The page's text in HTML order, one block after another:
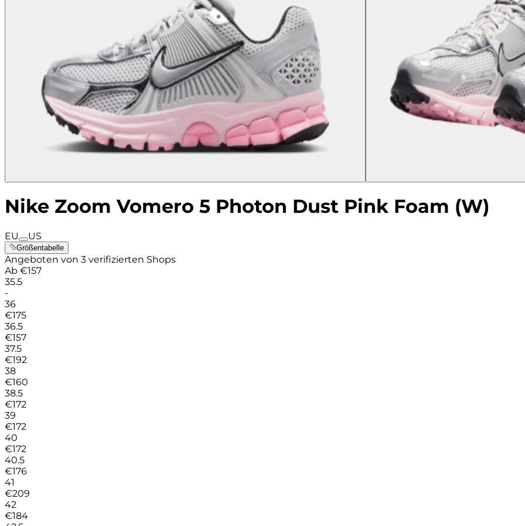
Nike Zoom Vomero 5 Photon Dust Pink Foam (W)
EU US
Größentabelle
Angeboten von 3 verifizierten Shops
Ab €157
35.5
-
36
€175
36.5
€157
37.5
€192
38
€160
38.5
€172
39
€172
40
€172
40.5
€176
41
€209
42
€184